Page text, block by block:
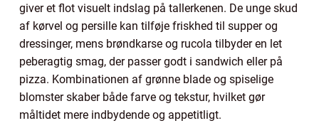
giver et flot visuelt indslag på tallerkenen. De unge skud
af kørvel og persille kan tilføje friskhed til supper og
dressinger, mens brøndkarse og rucola tilbyder en let
peberagtig smag, der passer godt i sandwich eller på
pizza. Kombinationen af grønne blade og spiselige
blomster skaber både farve og tekstur, hvilket gør
måltidet mere indbydende og appetitligt.